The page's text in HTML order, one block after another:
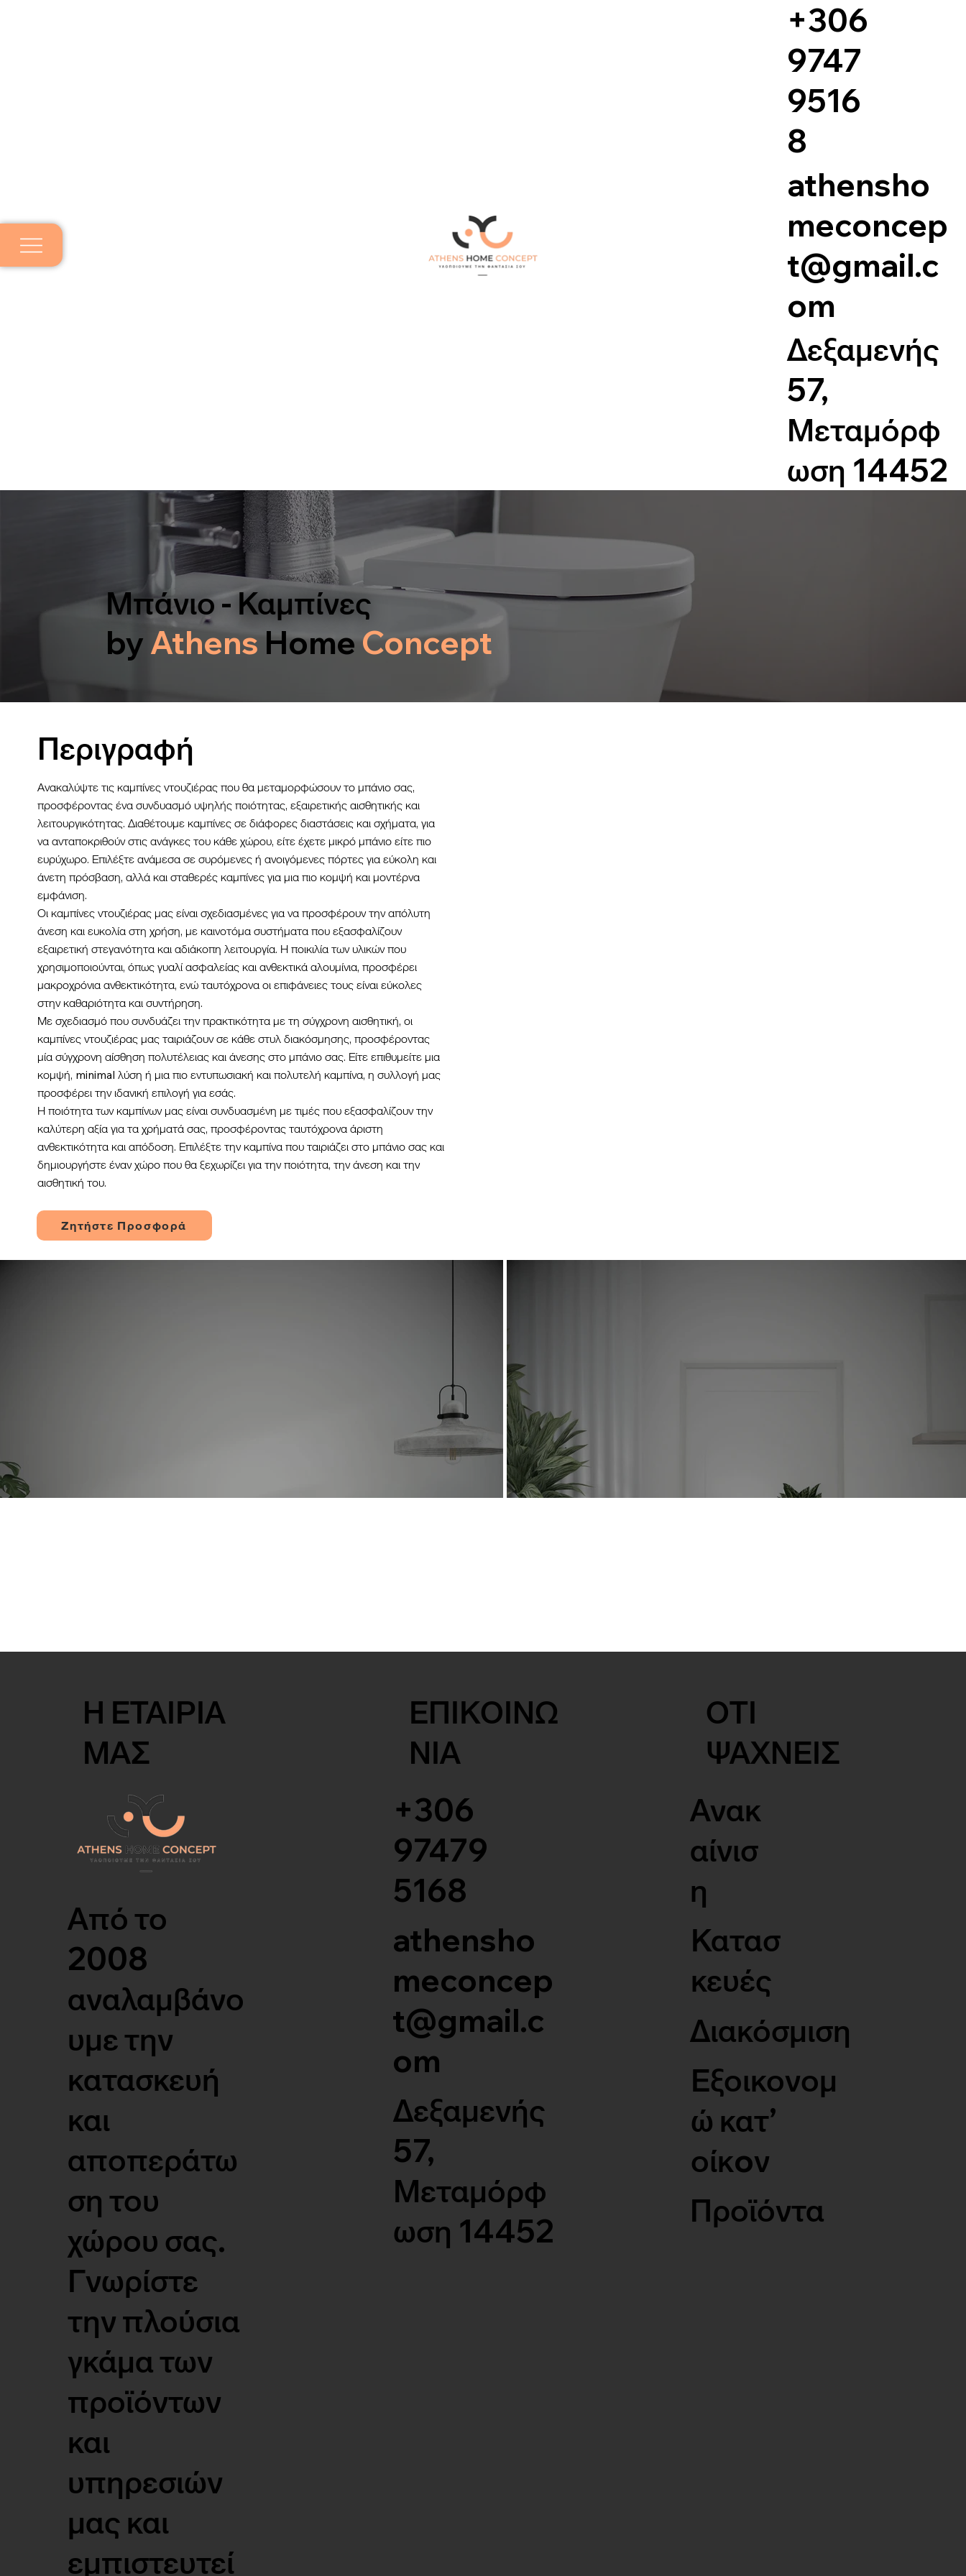
+306
9747
9516
8
athensho
meconcep
t@gmail.c
om
Δεξαμενής
57,
Μεταμόρφ
ωση 14452
Μπάνιο - Καμπίνες
by Athens Home Concept
Περιγραφή
Ανακαλύψτε τις καμπίνες ντουζιέρας που θα μεταμορφώσουν το μπάνιο σας,
προσφέροντας ένα συνδυασμό υψηλής ποιότητας, εξαιρετικής αισθητικής και
λειτουργικότητας. Διαθέτουμε καμπίνες σε διάφορες διαστάσεις και σχήματα, για
να ανταποκριθούν στις ανάγκες του κάθε χώρου, είτε έχετε μικρό μπάνιο είτε πιο
ευρύχωρο. Επιλέξτε ανάμεσα σε συρόμενες ή ανοιγόμενες πόρτες για εύκολη και
άνετη πρόσβαση, αλλά και σταθερές καμπίνες για μια πιο κομψή και μοντέρνα
εμφάνιση.
Οι καμπίνες ντουζιέρας μας είναι σχεδιασμένες για να προσφέρουν την απόλυτη
άνεση και ευκολία στη χρήση, με καινοτόμα συστήματα που εξασφαλίζουν
εξαιρετική στεγανότητα και αδιάκοπη λειτουργία. Η ποικιλία των υλικών που
χρησιμοποιούνται, όπως γυαλί ασφαλείας και ανθεκτικά αλουμίνια, προσφέρει
μακροχρόνια ανθεκτικότητα, ενώ ταυτόχρονα οι επιφάνειες τους είναι εύκολες
στην καθαριότητα και συντήρηση.
Με σχεδιασμό που συνδυάζει την πρακτικότητα με τη σύγχρονη αισθητική, οι
καμπίνες ντουζιέρας μας ταιριάζουν σε κάθε στυλ διακόσμησης, προσφέροντας
μία σύγχρονη αίσθηση πολυτέλειας και άνεσης στο μπάνιο σας. Είτε επιθυμείτε μια
κομψή, minimal λύση ή μια πιο εντυπωσιακή και πολυτελή καμπίνα, η συλλογή μας
προσφέρει την ιδανική επιλογή για εσάς.
Η ποιότητα των καμπίνων μας είναι συνδυασμένη με τιμές που εξασφαλίζουν την
καλύτερη αξία για τα χρήματά σας, προσφέροντας ταυτόχρονα άριστη
ανθεκτικότητα και απόδοση. Επιλέξτε την καμπίνα που ταιριάζει στο μπάνιο σας και
δημιουργήστε έναν χώρο που θα ξεχωρίζει για την ποιότητα, την άνεση και την
αισθητική του.
Ζητήστε Προσφορά
Η ΕΤΑΙΡΙΑ
ΜΑΣ
Από το
2008
αναλαμβάνο
υμε την
κατασκευή
και
αποπεράτω
ση του
χώρου σας.
Γνωρίστε
την πλούσια
γκάμα των
προϊόντων
και
υπηρεσιών
μας και
εμπιστευτεί
ΕΠΙΚΟΙΝΩ
ΝΙΑ
+306
97479
5168
athensho
meconcep
t@gmail.c
om
Δεξαμενής
57,
Μεταμόρφ
ωση 14452
ΟΤΙ
ΨΑΧΝΕΙΣ
Ανακ
αίνισ
η
Κατασ
κευές
Διακόσμιση
Εξοικονομ
ώ κατ’
οίκoν
Προϊόντα